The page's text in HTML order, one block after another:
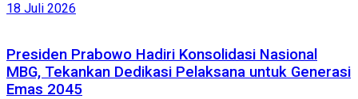
18 Juli 2026
Presiden Prabowo Hadiri Konsolidasi Nasional
MBG, Tekankan Dedikasi Pelaksana untuk Generasi
Emas 2045